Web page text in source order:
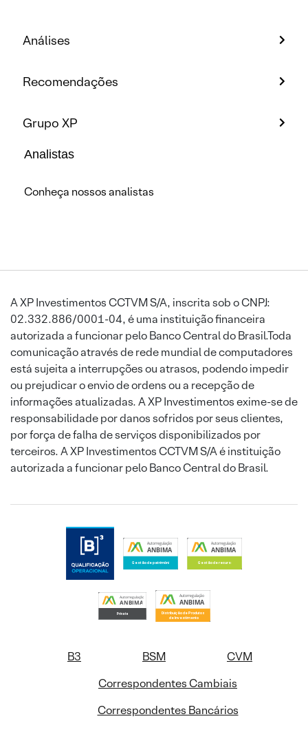
Análises
Recomendações
Grupo XP
Analistas
Conheça nossos analistas
A XP Investimentos CCTVM S/A, inscrita sob o CNPJ:
02.332.886/0001-04, é uma instituição financeira
autorizada a funcionar pelo Banco Central do Brasil.Toda
comunicação através de rede mundial de computadores
está sujeita a interrupções ou atrasos, podendo impedir
ou prejudicar o envio de ordens ou a recepção de
informações atualizadas. A XP Investimentos exime-se de
responsabilidade por danos sofridos por seus clientes,
por força de falha de serviços disponibilizados por
terceiros. A XP Investimentos CCTVM S/A é instituição
autorizada a funcionar pelo Banco Central do Brasil.
B3 BSM
CVM
Correspondentes Cambiais
Correspondentes Bancários